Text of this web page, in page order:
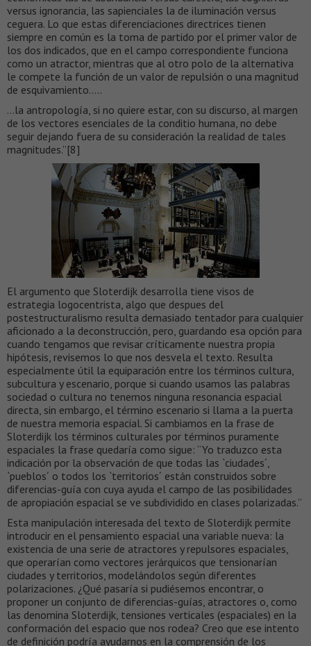
versus ignorancia, las sapienciales la de iluminación versus
ceguera. Lo que estas diferenciaciones directrices tienen
siempre en común es la toma de partido por el primer valor de
los dos indicados, que en el campo correspondiente funciona
como un atractor, mientras que al otro polo de la alternativa
le compete la función de un valor de repulsión o una magnitud
de esquivamiento…..
…la antropología, si no quiere estar, con su discurso, al margen
de los vectores esenciales de la conditio humana, no debe
seguir dejando fuera de su consideración la realidad de tales
magnitudes.”[8]
El argumento que Sloterdijk desarrolla tiene visos de
estrategia logocentrista, algo que despues del
postestructuralismo resulta demasiado tentador para cualquier
aficionado a la deconstrucción, pero, guardando esa opción para
cuando tengamos que revisar críticamente nuestra propia
hipótesis, revisemos lo que nos desvela el texto. Resulta
especialmente útil la equiparación entre los términos cultura,
subcultura y escenario, porque si cuando usamos las palabras
sociedad o cultura no tenemos ninguna resonancia espacial
directa, sin embargo, el término escenario si llama a la puerta
de nuestra memoria espacial. Si cambiamos en la frase de
Sloterdijk los términos culturales por términos puramente
espaciales la frase quedaría como sigue: “Yo traduzco esta
indicación por la observación de que todas las `ciudades´,
`pueblos´ o todos los `territorios´ están construidos sobre
diferencias-guía con cuya ayuda el campo de las posibilidades
de apropiación espacial se ve subdividido en clases polarizadas.”
Esta manipulación interesada del texto de Sloterdijk permite
introducir en el pensamiento espacial una variable nueva: la
existencia de una serie de atractores y repulsores espaciales,
que operarían como vectores jerárquicos que tensionarían
ciudades y territorios, modelándolos según diferentes
polarizaciones. ¿Qué pasaría si pudiésemos encontrar, o
proponer un conjunto de diferencias-guías, atractores o, como
las denomina Sloterdijk, tensiones verticales (espaciales) en la
conformación del espacio que nos rodea? Creo que ese intento
de definición podría ayudarnos en la comprensión de los